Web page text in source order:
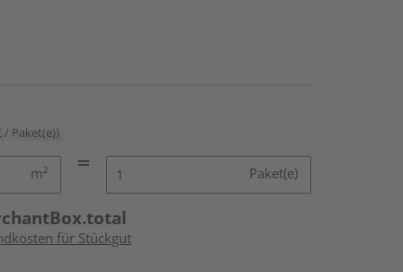
/ Paket(e))
m² Paket(e)
für Stückgut